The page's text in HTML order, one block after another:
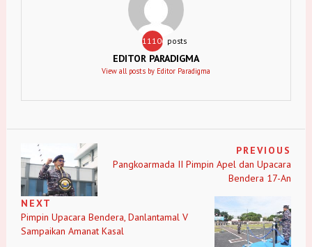
11106 posts
EDITOR PARADIGMA
View all posts by Editor Paradigma
PREVIOUS
Pangkoarmada II Pimpin Apel dan Upacara
Bendera 17-An
NEXT
Pimpin Upacara Bendera, Danlantamal V
Sampaikan Amanat Kasal